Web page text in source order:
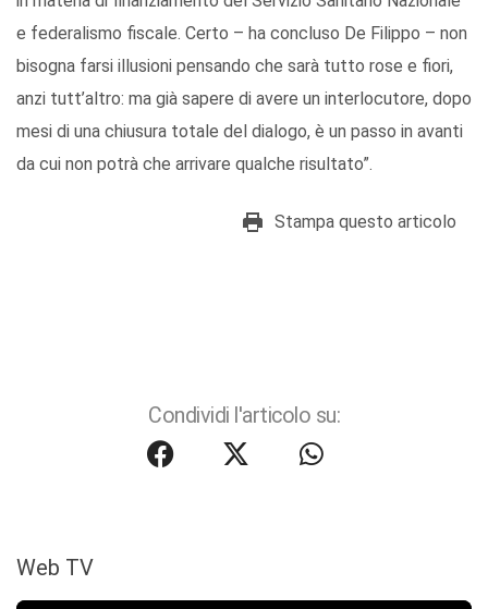
e federalismo fiscale. Certo – ha concluso De Filippo – non
bisogna farsi illusioni pensando che sarà tutto rose e fiori,
anzi tutt’altro: ma già sapere di avere un interlocutore, dopo
mesi di una chiusura totale del dialogo, è un passo in avanti
da cui non potrà che arrivare qualche risultato”.
Stampa questo articolo
Condividi l'articolo su:
Web TV